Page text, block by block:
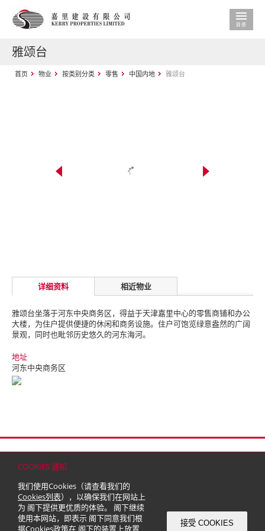
COOKIES 通知
我们使用Cookies（请查看我们的
Cookies列表），以确保我们在网站上
为 阁下提供更优质的体验。 阁下继续
使用本网站，即表示 阁下同意我们根
据Cookies政策在 阁下的装置上放置
接受 COOKIES
雅颂台
首页 物业 按类别分类 零售 中国内地 雅颂台
详细资料 相近物业
雅颂台坐落于河东中央商务区，得益于天津嘉里中心的零售商铺和办公
大楼，为住户提供便捷的休闲和商务设施。 住户可饱览绿意盎然的广阔
景观，同时也毗邻历史悠久的河东海河。
地址
河东中央商务区
© 2026 嘉里建设有限公司 (于百慕达注册成立之有限公司)